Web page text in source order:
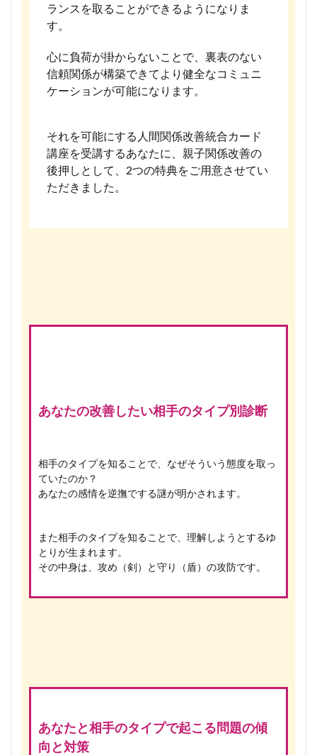
ランスを取ることができるようになりま
す。
心に負荷が掛からないことで、裏表のない
信頼関係が構築できてより健全なコミュニ
ケーションが可能になります。
それを可能にする人間関係改善統合カード
講座を受講するあなたに、親子関係改善の
後押しとして、2つの特典をご用意させてい
ただきました。
あなたの改善したい相手のタイプ別診断
相手のタイプを知ることで、なぜそういう態度を取っ
ていたのか？
あなたの感情を逆撫でする謎が明かされます。
また相手のタイプを知ることで、理解しようとするゆ
とりが生まれます。
その中身は、攻め（剣）と守り（盾）の攻防です。
あなたと相手のタイプで起こる問題の傾
向と対策